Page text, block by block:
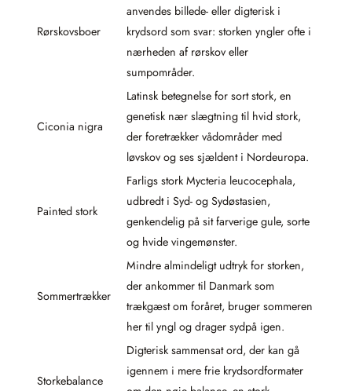
Rørskovsboer
anvendes billede- eller digterisk i
krydsord som svar: storken yngler ofte i
nærheden af rørskov eller
sumpområder.
Ciconia nigra
Latinsk betegnelse for sort stork, en
genetisk nær slægtning til hvid stork,
der foretrækker vådområder med
løvskov og ses sjældent i Nordeuropa.
Painted stork
Farligs stork Mycteria leucocephala,
udbredt i Syd- og Sydøstasien,
genkendelig på sit farverige gule, sorte
og hvide vingemønster.
Sommertrækker
Mindre almindeligt udtryk for storken,
der ankommer til Danmark som
trækgæst om foråret, bruger sommeren
her til yngl og drager sydpå igen.
Storkebalance
Digterisk sammensat ord, der kan gå
igennem i mere frie krydsordformater